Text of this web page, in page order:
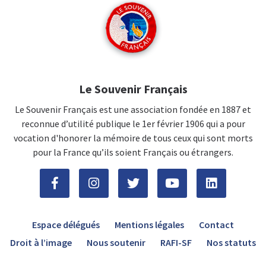
Le Souvenir Français
Le Souvenir Français est une association fondée en 1887 et
reconnue d’utilité publique le 1er février 1906 qui a pour
vocation d'honorer la mémoire de tous ceux qui sont morts
pour la France qu’ils soient Français ou étrangers.
Espace délégués Mentions légales
Contact
Droit à l’image
Nous soutenir RAFI-SF Nos statuts